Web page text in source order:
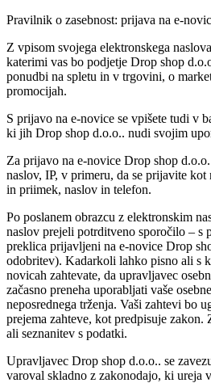
Pravilnik o zasebnost: prijava na e-
Z vpisom svojega elektronskega
katerimi vas bo podjetje Drop shop
ponudbi na spletu in v trgovini, o
promocijah.
S prijavo na e-novice se vpišete tudi v
ki jih Drop shop d.o.o.. nudi svojim
Za prijavo na e-novice Drop shop
naslov, IP, v primeru, da se prijavite
in priimek, naslov in telefon.
Po poslanem obrazcu z elektronskim
naslov prejeli potrditveno sporočilo – s
preklica prijavljeni na e-novice Drop
odobritev). Kadarkoli lahko pisno ali s
novicah zahtevate, da upravljavec
začasno preneha uporabljati vaše
neposrednega trženja. Vaši zahtevi bo
prejema zahteve, kot predpisuje zakon.
ali seznanitev s podatki.
Upravljavec Drop shop d.o.o.. se
varoval skladno z zakonodajo, ki ureja